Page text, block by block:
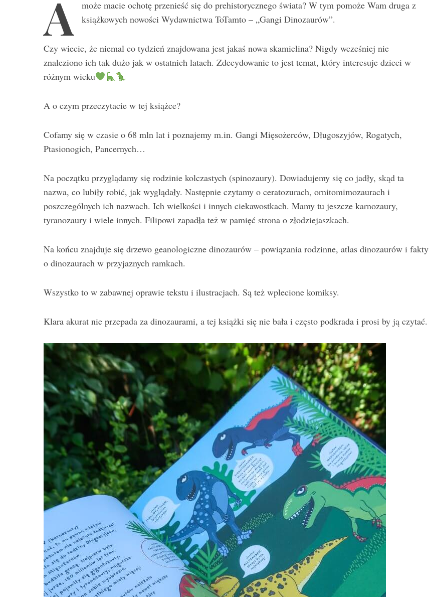
A
może macie ochotę przenieść się do prehistorycznego świata? W tym pomoże Wam druga z
książkowych nowości Wydawnictwa ToTamto – „Gangi Dinozaurów”.
Czy wiecie, że niemal co tydzień znajdowana jest jakaś nowa skamielina? Nigdy wcześniej nie
znaleziono ich tak dużo jak w ostatnich latach. Zdecydowanie to jest temat, który interesuje dzieci w
różnym wieku
A o czym przeczytacie w tej książce?
Cofamy się w czasie o 68 mln lat i poznajemy m.in. Gangi Mięsożerców, Długoszyjów, Rogatych,
Ptasionogich, Pancernych…
Na początku przyglądamy się rodzinie kolczastych (spinozaury). Dowiadujemy się co jadły, skąd ta
nazwa, co lubiły robić, jak wyglądały. Następnie czytamy o ceratozurach, ornitomimozaurach i
poszczególnych ich nazwach. Ich wielkości i innych ciekawostkach. Mamy tu jeszcze karnozaury,
tyranozaury i wiele innych. Filipowi zapadła też w pamięć strona o złodziejaszkach.
Na końcu znajduje się drzewo geanologiczne dinozaurów – powiązania rodzinne, atlas dinozaurów i fakty
o dinozaurach w przyjaznych ramkach.
Wszystko to w zabawnej oprawie tekstu i ilustracjach. Są też wplecione komiksy.
Klara akurat nie przepada za dinozaurami, a tej książki się nie bała i często podkrada i prosi by ją czytać.
e
c
h
r
: